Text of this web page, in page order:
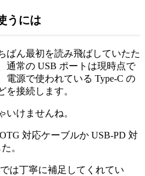
うには
ばん最初を読み飛ばしていたた
通常の USB ポートは現時点で
電源で使われている Type-C の
を接続します。
いけませんね。
対応ケーブルか USB-PD 対
。
は丁寧に補足してくれてい